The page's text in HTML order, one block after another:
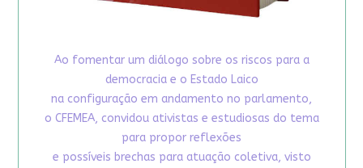
Ao fomentar um diálogo sobre os riscos para a
democracia e o Estado Laico
na configuração em andamento no parlamento,
o CFEMEA, convidou ativistas e estudiosas do tema
para propor reflexões
e possíveis brechas para atuação coletiva, visto